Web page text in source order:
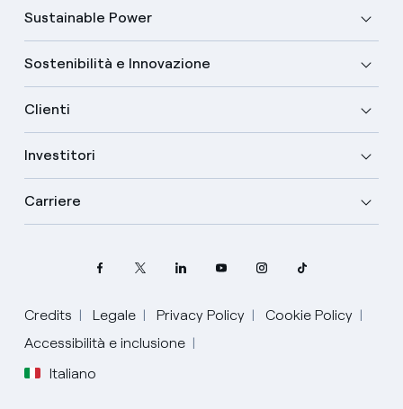
Sustainable Power
Sostenibilità e Innovazione
Clienti
Investitori
Carriere
Credits Legale Privacy Policy
Cookie Policy
Accessibilità e inclusione
Italiano
Inglese